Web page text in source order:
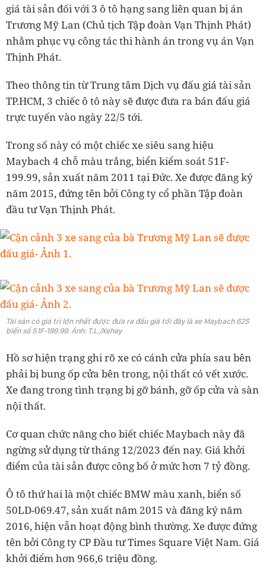
giá tài sản đối với 3 ô tô hạng sang liên quan bị án
Trương Mỹ Lan (Chủ tịch Tập đoàn Vạn Thịnh Phát)
nhằm phục vụ công tác thi hành án trong vụ án Vạn
Thịnh Phát.
Theo thông tin từ Trung tâm Dịch vụ đấu giá tài sản
TP.HCM, 3 chiếc ô tô này sẽ được đưa ra bán đấu giá
trực tuyến vào ngày 22/5 tới.
Trong số này có một chiếc xe siêu sang hiệu
Maybach 4 chỗ màu trắng, biển kiểm soát 51F-
199.99, sản xuất năm 2011 tại Đức. Xe được đăng ký
năm 2015, đứng tên bởi Công ty cổ phần Tập đoàn
đầu tư Vạn Thịnh Phát.
Tài sản có giá trị lớn nhất được đưa ra đấu giá tới đây là xe Maybach 62S
biển số 51F-199.99. Ảnh: T.L./Xehay
Hồ sơ hiện trạng ghi rõ xe có cánh cửa phía sau bên
phải bị bung ốp cửa bên trong, nội thất có vết xước.
Xe đang trong tình trạng bị gỡ bánh, gỡ ốp cửa và sàn
nội thất.
Cơ quan chức năng cho biết chiếc Maybach này đã
ngừng sử dụng từ tháng 12/2023 đến nay. Giá khởi
điểm của tài sản được công bố ở mức hơn 7 tỷ đồng.
Ô tô thứ hai là một chiếc BMW màu xanh, biển số
50LD-069.47, sản xuất năm 2015 và đăng ký năm
2016, hiện vẫn hoạt động bình thường. Xe được đứng
tên bởi Công ty CP Đầu tư Times Square Việt Nam. Giá
khởi điểm hơn 966,6 triệu đồng.